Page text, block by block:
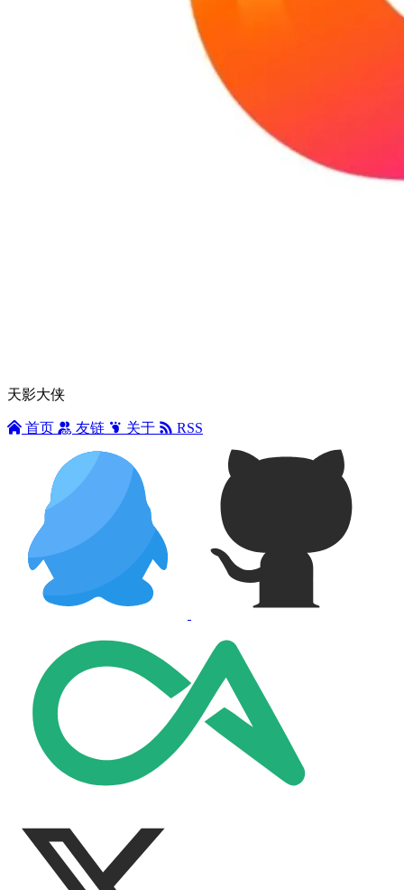
天影大侠
首页 友链 关于 RSS